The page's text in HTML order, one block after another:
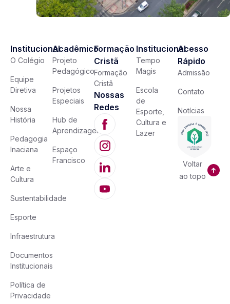
Institucional
O Colégio
Equipe
Diretiva
Nossa
História
Pedagogia
Inaciana
Arte e
Cultura
Sustentabilidade
Esporte
Infraestrutura
Documentos
Institucionais
Política de
Privacidade
Acadêmico
Projeto
Pedagógico
Projetos
Especiais
Hub de
Aprendizagem
Espaço
Francisco
Formação
Cristã
Formação
Cristã
Nossas
Redes
Institucional
Tempo
Magis
Escola
de
Esporte,
Cultura e
Lazer
Acesso
Rápido
Admissão
Contato
Notícias
Voltar
ao topo